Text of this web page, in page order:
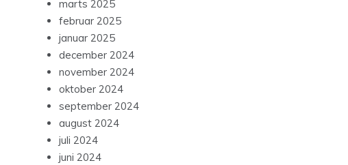
marts 2025
februar 2025
januar 2025
december 2024
november 2024
oktober 2024
september 2024
august 2024
juli 2024
juni 2024